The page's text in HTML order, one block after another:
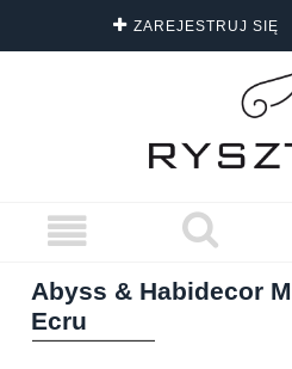
ZAREJESTRUJ SIĘ
DARMOWA DOSTAWA WSZYSTKICH
Abyss & Habidecor
Ecru